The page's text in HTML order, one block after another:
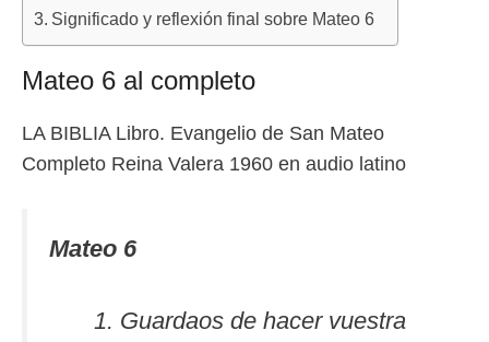
Significado y reflexión final sobre Mateo 6
Mateo 6 al completo
LA BIBLIA Libro. Evangelio de San Mateo
Completo Reina Valera 1960 en audio latino
Mateo 6
Guardaos de hacer vuestra